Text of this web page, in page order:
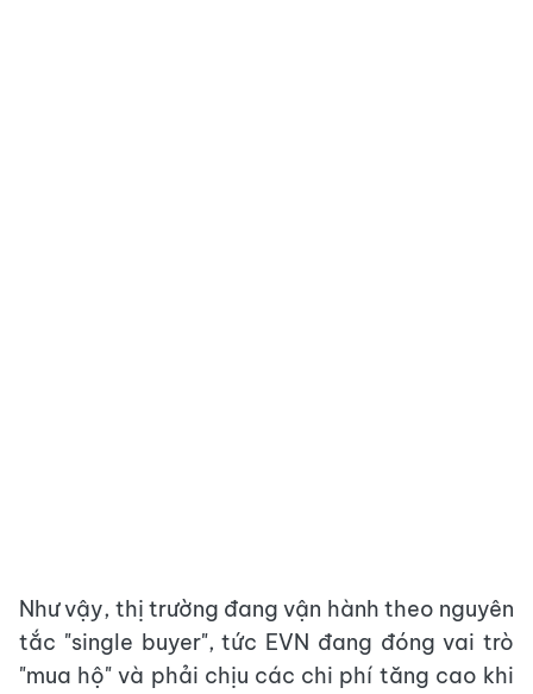
Như vậy, thị trường đang vận hành theo nguyên
tắc "single buyer", tức EVN đang đóng vai trò
"mua hộ" và phải chịu các chi phí tăng cao khi